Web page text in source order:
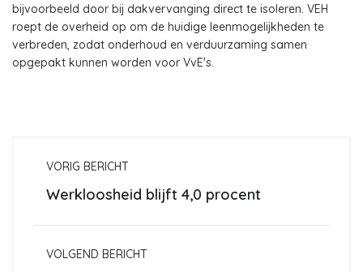
bijvoorbeeld door bij dakvervanging direct te isoleren. VEH
roept de overheid op om de huidige leenmogelijkheden te
verbreden, zodat onderhoud en verduurzaming samen
opgepakt kunnen worden voor VvE's.
VORIG BERICHT
Werkloosheid blijft 4,0 procent
VOLGEND BERICHT